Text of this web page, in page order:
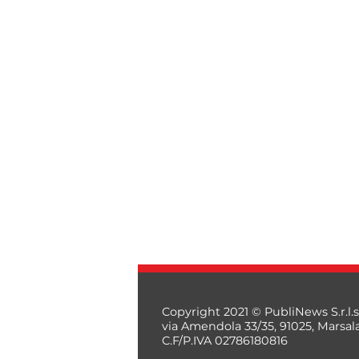
Copyright 2021 © PubliNews
via Amendola 33/35, 91025,
C.F/P.IVA 02786180816